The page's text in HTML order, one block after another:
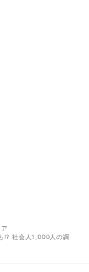
!? 社会人1,000人の調